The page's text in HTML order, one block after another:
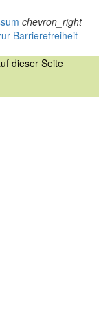
chevron_right
Barrierefreiheit
dieser Seite